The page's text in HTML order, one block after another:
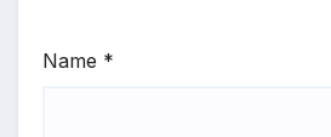
Name *